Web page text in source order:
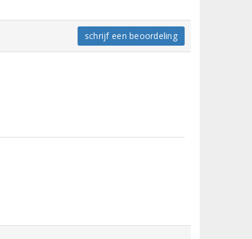
schrijf een beoordeling